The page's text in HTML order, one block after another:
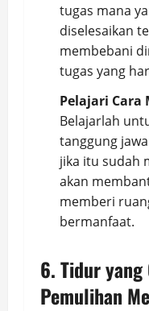
tugas mana
diselesaikan
membebani
tugas yang
Pelajari Cara
Belajarlah
tanggung
jika itu sudah
akan
memberi
bermanfaat.
6. Tidur
Pemulihan